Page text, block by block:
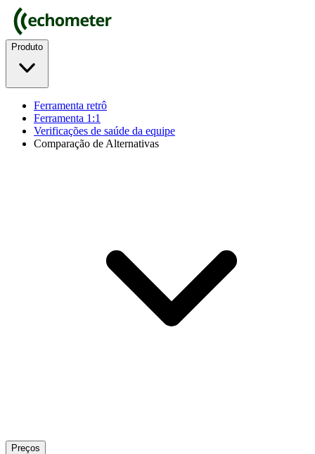
Produto
Ferramenta retrô
Ferramenta 1:1
Verificações de saúde da equipe
Comparação de Alternativas
Preços